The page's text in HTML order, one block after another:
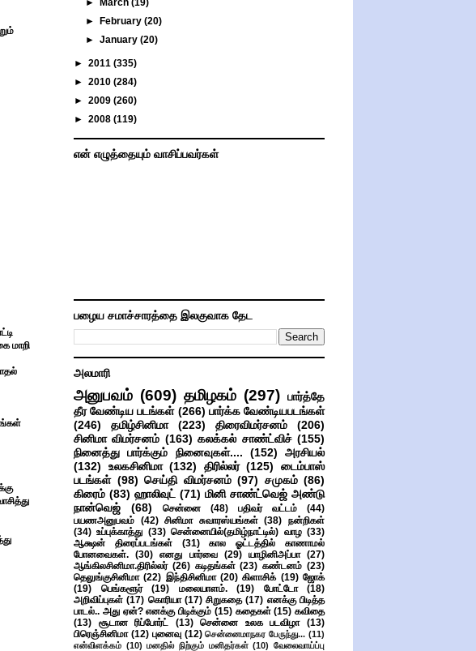
மாறி
►
March(19)
►
February(20)
►January(20)
► 2011 (335)
► 2010 (284)
► 2009 (260)
► 2008 (119)
என் எழுத்தையும் வாசிப்பவர்கள்
பழைய சமாச்சாரத்தை இலகுவாக தேட
அலமாரி
அனுபவம் (609) தமிழகம் (297) பார்த்தே
தீர வேண்டிய படங்கள் (266) பார்க்க வேண்டியபடங்கள்
(246)
தமிழ்சினிமா (223) திரைவிமர்சனம்
(206)
சினிமா விமர்சனம் (163) கலக்கல் சாண்ட்விச் (155)
நினைத்து பார்க்கும் நினைவுகள்....
(152)
அரசியல்
(132)
உலகசினிமா (132) திரில்லர் (125)
டைம்பாஸ்
படங்கள் (98) செய்தி விமர்சனம் (97) சமுகம் (86)
கிரைம் (83) ஹாலிவுட் (71) மினி சாண்ட்வெஜ் அண்டு
நான்வெஜ்
(68) சென்னை (48) பதிவர் வட்டம்
(44)
பயணஅனுபவம் (42) சினிமா சுவாரஸ்யங்கள் (38) நன்றிகள்
(34) உப்புக்காத்து (33) சென்னையில்(தமிழ்நாட்டில்) வாழ (33)
ஆக்ஷன் திரைப்படங்கள்
(31)
கால ஓட்டத்தில் காணாமல்
போனவைகள். (30) எனது பார்வை (29) யாழினிஅப்பா (27)
ஆங்கிலசினிமா.திரில்லர் (26) கடிதங்கள் (23) கண்டனம் (23)
தெலுங்குசினிமா (22) இந்திசினிமா (20) கிளாசிக் (19) ஜோக்
(19)
பெங்களூர் (19) மலையாளம். (19) போட்டோ
(18)
அறிவிப்புகள் (17) கொரியா (17) சிறுகதை (17) எனக்கு பிடித்த
பாடல்.. அது ஏன்? எனக்கு பிடிக்கும் (15) கதைகள் (15) கவிதை
(13)
சூடான ரிப்போர்ட் (13) சென்னை உலக படவிழா
(13)
பிரெஞ்சினிமா (12) புனைவு (12) சென்னைமாநகர பேருந்து... (11)
என்விளக்கம் (10) மனதில் நிற்கும் மனிதர்கள் (10) வேலைவாய்ப்பு